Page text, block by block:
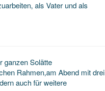
als Vater und als
ganzen Solätte
Rahmen,am Abend mit drei
auch für weitere